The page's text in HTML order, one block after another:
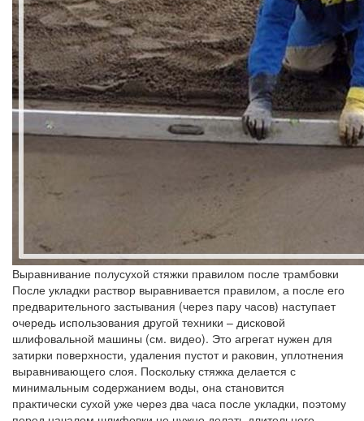
Выравнивание полусухой стяжки правилом после трамбовки
После укладки раствор выравнивается правилом, а после его
предварительного застывания (через пару часов) наступает
очередь использования другой техники – дисковой
шлифовальной машины (см. видео). Это агрегат нужен для
затирки поверхности, удаления пустот и раковин, уплотнения
выравнивающего слоя. Поскольку стяжка делается с
минимальным содержанием воды, она становится
практически сухой уже через два часа после укладки, поэтому